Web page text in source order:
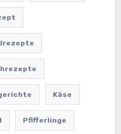
Käse
Pfifferlinge